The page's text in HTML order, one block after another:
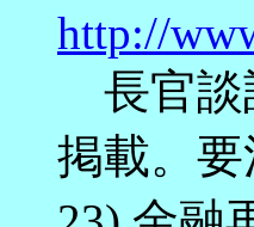
http://
長官談
掲載。要